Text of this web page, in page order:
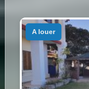
a louer